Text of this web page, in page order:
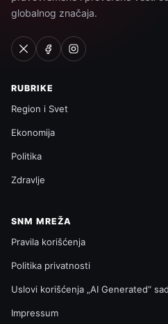
globalnog značaja.
RUBRIKE
Region i Svet
Ekonomija
Politika
Zdravlje
SNM MREŽA
Pravila korišćenja
Politika privatnosti
Uslovi korišćenja „AI Generated“
Impressum